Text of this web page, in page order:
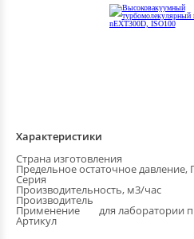
Характеристики
Страна изготовления
Предельное остаточное давление,
Серия
Производительность, м3/час
Производитель
Применение для лаборатории
Артикул